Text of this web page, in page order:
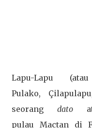
Lapu-Lapu
Pulako,
seorang dato
pulau Mactan di